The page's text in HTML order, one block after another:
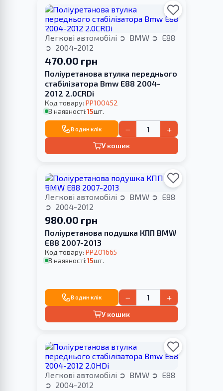
Легкові автомобілі BMW
E88
2004-2012
470.00 грн
Поліуретанова втулка переднього
стабілізатора Bmw E88 2004-
2012 2.0CRDi
Код товару: PP100452
В наявності:15шт.
В один клік − +
У кошик
Легкові автомобілі BMW
E88
2004-2012
980.00 грн
Поліуретанова подушка КПП BMW
E88 2007-2013
Код товару: PP201665
В наявності:15шт.
В один клік − +
У кошик
Легкові автомобілі BMW
E88
2004-2012